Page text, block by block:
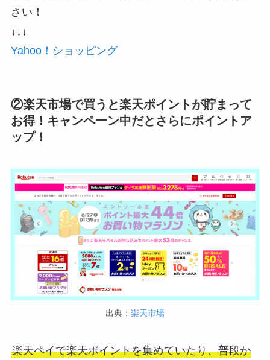
さい！
↓↓↓
Yahoo！ショッピング
②楽天市場で買うと楽天ポイントが貯まって
お得！キャンペーン中だとさらにポイントア
ップ！
出典： 楽天市場
楽天ペイで楽天ポイントを集めていたり、普段か